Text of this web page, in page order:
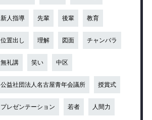
新人指導 先輩 後輩 教育
位置出し 理解 図面 チャンバラ
無礼講 笑い 中区
公益社団法人名古屋青年会議所 授賞式
プレゼンテーション 若者 人間力